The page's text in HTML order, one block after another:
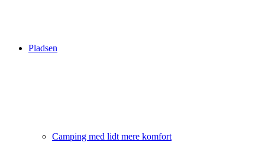
Pladsen
Camping med lidt mere komfort